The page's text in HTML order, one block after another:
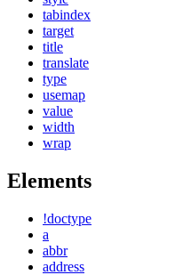
tabindex
target
title
translate
type
usemap
value
width
wrap
Elements
!doctype
a
abbr
address